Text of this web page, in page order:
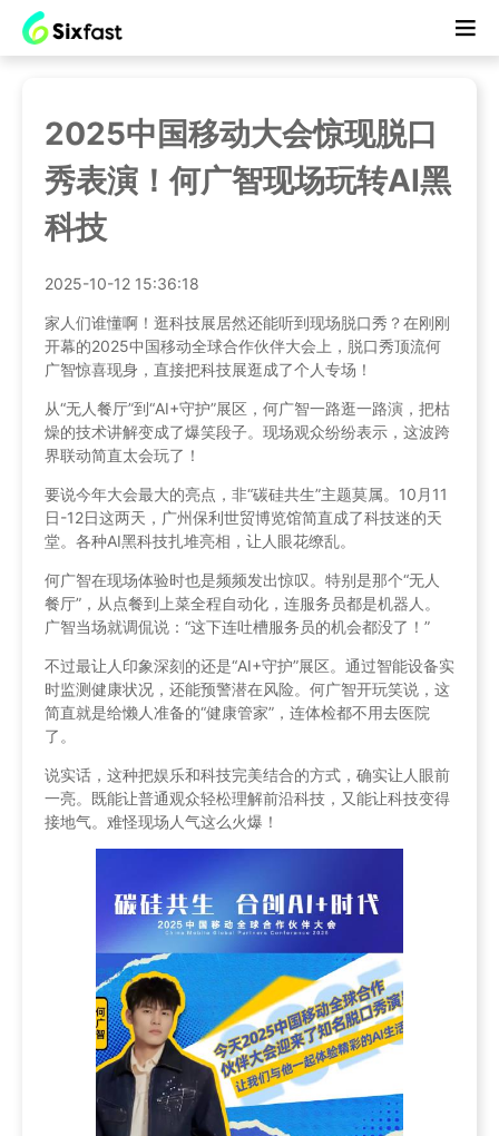
2025中国移动大会惊现脱口
秀表演！何广智现场玩转AI黑
科技
2025-10-12 15:36:18
家人们谁懂啊！逛科技展居然还能听到现场脱口秀？在刚刚
开幕的2025中国移动全球合作伙伴大会上，脱口秀顶流何
广智惊喜现身，直接把科技展逛成了个人专场！
从“无人餐厅”到“AI+守护”展区，何广智一路逛一路演，把枯
燥的技术讲解变成了爆笑段子。现场观众纷纷表示，这波跨
界联动简直太会玩了！
要说今年大会最大的亮点，非“碳硅共生”主题莫属。10月11
日-12日这两天，广州保利世贸博览馆简直成了科技迷的天
堂。各种AI黑科技扎堆亮相，让人眼花缭乱。
何广智在现场体验时也是频频发出惊叹。特别是那个“无人
餐厅”，从点餐到上菜全程自动化，连服务员都是机器人。
广智当场就调侃说：“这下连吐槽服务员的机会都没了！”
不过最让人印象深刻的还是“AI+守护”展区。通过智能设备实
时监测健康状况，还能预警潜在风险。何广智开玩笑说，这
简直就是给懒人准备的“健康管家”，连体检都不用去医院
了。
说实话，这种把娱乐和科技完美结合的方式，确实让人眼前
一亮。既能让普通观众轻松理解前沿科技，又能让科技变得
接地气。难怪现场人气这么火爆！